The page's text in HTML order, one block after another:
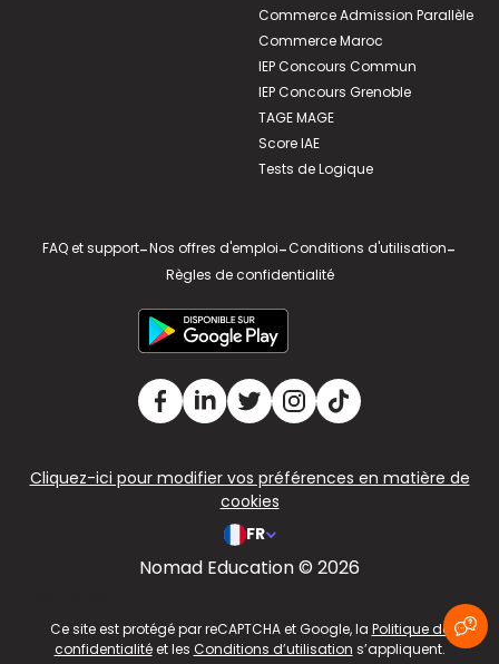
Commerce Admission Parallèle
Commerce Maroc
IEP Concours Commun
IEP Concours Grenoble
TAGE MAGE
Score IAE
Tests de Logique
FAQ et support-Nos offres d'emploi-Conditions d'utilisation-
Règles de confidentialité
Cliquez-ici pour modifier vos préférences en matière de
cookies
FR
Nomad Education © 2026
Ce site est protégé par reCAPTCHA et Google, la Politique de
confidentialitéet les Conditions d’utilisation s’appliquent.